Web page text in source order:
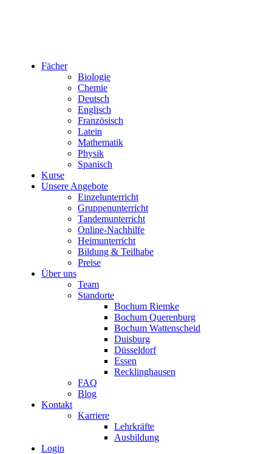
Fächer
Biologie
Chemie
Deutsch
Englisch
Französisch
Latein
Mathematik
Physik
Spanisch
Kurse
Unsere Angebote
Einzelunterricht
Gruppenunterricht
Tandemunterricht
Online-Nachhilfe
Heimunterricht
Bildung & Teilhabe
Preise
Über uns
Team
Standorte
Bochum Riemke
Bochum Querenburg
Bochum Wattenscheid
Duisburg
Düsseldorf
Essen
Recklinghausen
FAQ
Blog
Kontakt
Karriere
Lehrkräfte
Ausbildung
Login